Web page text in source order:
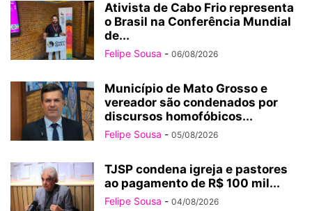
Ativista de Cabo Frio representa
o Brasil na Conferência Mundial
de...
Felipe Sousa - 06/08/2026
Município de Mato Grosso e
vereador são condenados por
discursos homofóbicos...
Felipe Sousa - 05/08/2026
TJSP condena igreja e pastores
ao pagamento de R$ 100 mil...
Felipe Sousa - 04/08/2026